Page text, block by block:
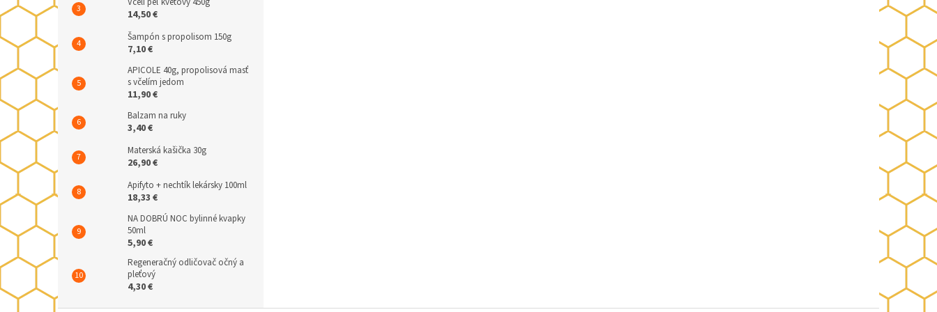
14,50 €
Šampón s propolisom 150g
7,10 €
APICOLE 40g, propolisová masť
s včelím jedom
11,90 €
Balzam na ruky
3,40 €
Materská kašička 30g
26,90 €
Apifyto + nechtík lekársky 100ml
18,33 €
NA DOBRÚ NOC bylinné kvapky
50ml
5,90 €
Regeneračný odličovač očný a
pleťový
4,30 €